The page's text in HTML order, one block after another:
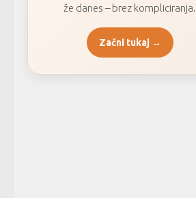
že danes – brez kompliciranja.
Začni tukaj →